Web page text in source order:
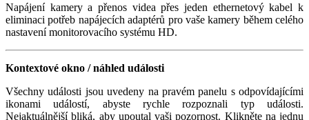
Napájení kamery a přenos videa přes jeden ethernetový kabel k
eliminaci potřeb napájecích adaptérů pro vaše kamery během celého
nastavení monitorovacího systému HD.
Kontextové okno / náhled události
Všechny události jsou uvedeny na pravém panelu s odpovídajícími
ikonami událostí, abyste rychle rozpoznali typ události.
Nejaktuálnější bliká, aby upoutal vaši pozornost. Klikněte na jednu